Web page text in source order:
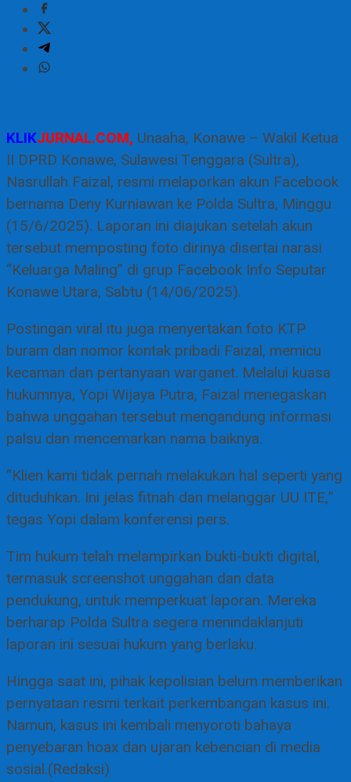
KLIKJURNAL.COM, Unaaha, Konawe – Wakil Ketua
II DPRD Konawe, Sulawesi Tenggara (Sultra),
Nasrullah Faizal, resmi melaporkan akun Facebook
bernama Deny Kurniawan ke Polda Sultra, Minggu
(15/6/2025). Laporan ini diajukan setelah akun
tersebut memposting foto dirinya disertai narasi
“Keluarga Maling” di grup Facebook Info Seputar
Konawe Utara, Sabtu (14/06/2025).
Postingan viral itu juga menyertakan foto KTP
buram dan nomor kontak pribadi Faizal, memicu
kecaman dan pertanyaan warganet. Melalui kuasa
hukumnya, Yopi Wijaya Putra, Faizal menegaskan
bahwa unggahan tersebut mengandung informasi
palsu dan mencemarkan nama baiknya.
“Klien kami tidak pernah melakukan hal seperti yang
dituduhkan. Ini jelas fitnah dan melanggar UU ITE,”
tegas Yopi dalam konferensi pers.
Tim hukum telah melampirkan bukti-bukti digital,
termasuk screenshot unggahan dan data
pendukung, untuk memperkuat laporan. Mereka
berharap Polda Sultra segera menindaklanjuti
laporan ini sesuai hukum yang berlaku.
Hingga saat ini, pihak kepolisian belum memberikan
pernyataan resmi terkait perkembangan kasus ini.
Namun, kasus ini kembali menyoroti bahaya
penyebaran hoax dan ujaran kebencian di media
sosial.(Redaksi)